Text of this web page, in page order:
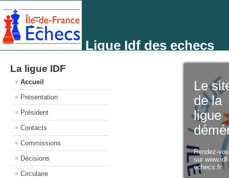
Ligue Idf des echecs
La ligue IDF
Accueil
Présentation
Président
Contacts
Commissions
Décisions
Circulaire
Le
de la
ligue
Rendez-
sur
echecs.fr